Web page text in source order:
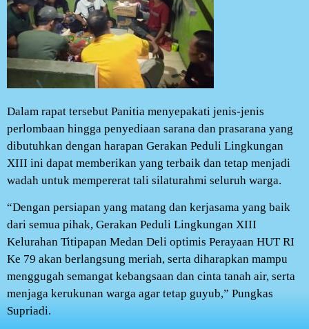
Dalam rapat tersebut Panitia menyepakati jenis-jenis
perlombaan hingga penyediaan sarana dan prasarana yang
dibutuhkan dengan harapan Gerakan Peduli Lingkungan
XIII ini dapat memberikan yang terbaik dan tetap menjadi
wadah untuk mempererat tali silaturahmi seluruh warga.
“Dengan persiapan yang matang dan kerjasama yang baik
dari semua pihak, Gerakan Peduli Lingkungan XIII
Kelurahan Titipapan Medan Deli optimis Perayaan HUT RI
Ke 79 akan berlangsung meriah, serta diharapkan mampu
menggugah semangat kebangsaan dan cinta tanah air, serta
menjaga kerukunan warga agar tetap guyub,” Pungkas
Supriadi.